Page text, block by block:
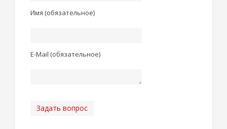
Имя (обязательное)
E-Mail (обязательное)
Задать вопрос